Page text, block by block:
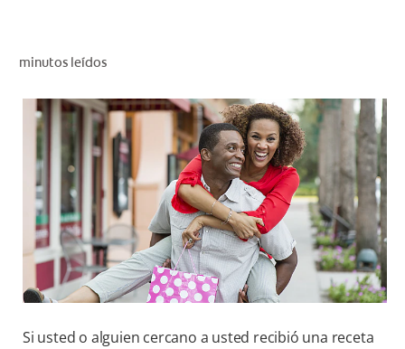
PARA PROFESIONALES
CUPONES
CO (ES)
SUSCRÍBETE
minutos leídos
Si usted o alguien cercano a usted recibió una receta